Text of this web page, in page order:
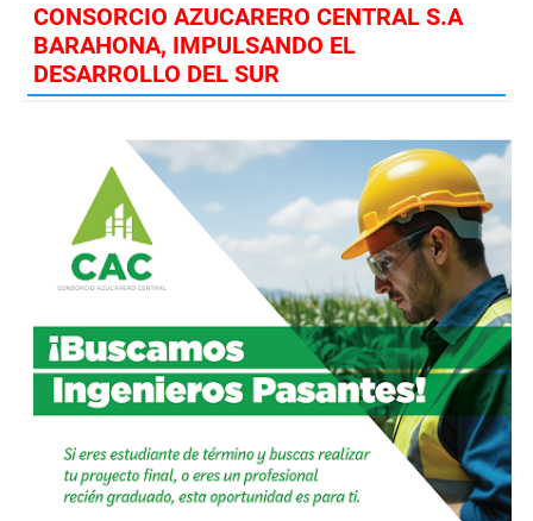
CONSORCIO AZUCARERO CENTRAL S.A
BARAHONA, IMPULSANDO EL
DESARROLLO DEL SUR